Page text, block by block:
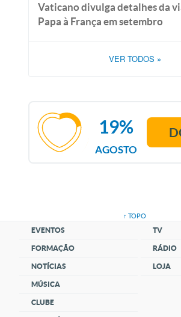
Vaticano divulga detalhes da
Papa à França em setembro
VER TODOS »
AGOSTO
19%
↑ TOPO
EVENTOS
FORMAÇÃO
NOTÍCIAS
MÚSICA
CLUBE
TV
RÁDIO
LOJA